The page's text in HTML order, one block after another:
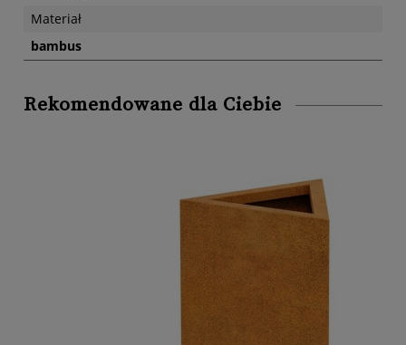
Materiał
bambus
Rekomendowane dla Ciebie